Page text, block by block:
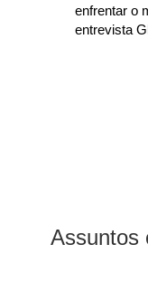
enfrentar o
entrevista
Assuntos